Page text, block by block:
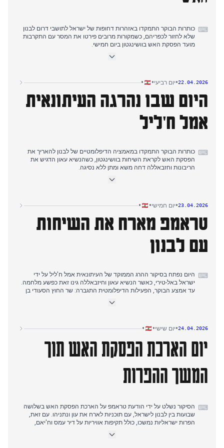
⌨ כותרות הבוקר התמקדו באזהרות דחופות של ישראל לתושבי דרום לבנון
שלא לחזור לכפריהם, כשמקורות מרובים פירטו את המסר עם התקרבות
מועד הפסקת האש בוושינגטון ביום חמישי.
הפרות חדשות של ישראל הכוללות פשיטות ופיצוצים, בעוד גורמים
דיווחי הערב התמקדו בהכרזת הנשיא טראמפ על הארכת הפסקת האש
דיפלומטיים נמשכו עם מקרון שקרא לפירוק נשק חזבאללה ולויתורים
טריטוריאליים ישראליים.
22.04.2026
•יום רביעי•
•
היום שבו נהרגה העיתונאית
אמל ח'ליל
⌨ כותרות הבוקר התמקדו במאמציה הדיפלומטיים של לבנון להאריך את
הפסקת האש לקראת השיחות בוושינגטון, כשהנשיא עאון הדגיש את
הריבונות וחזבאללה דחה משא ומתן ללא נסיגה.
מתקפות רחפנים נגד עמדות ישראליות וישראל ביצעה תקיפות אוויריות
תחת ההריסות באל-טירי, כשמקורות מרובים מתארים אותה כשהידה
23.04.2026
•יום חמישי•
•
טראמפ מארח את השיחות
עם לבנון
⌨ היום נפתח בסיקור ההרג הממוקד של העיתונאית אמל ח'ליל על ידי
ישראל באל-טירי, כאשר הנשיא עאון וחיזבאללה גינו זאת כפשע מלחמה.
עד אמצע הבוקר, הפעילות הדיפלומטית התגברה: שר החוץ הסעודי בן
הצהריים, חיזבאללה פתח בתקיפות תגמול נגד כוחות ישראליים בדרום,
הלבן, כאשר טראמפ השתתף לפי הדיווחים. השיחות התמקדו בהארכת
24.04.2026
•יום שישי•
•
יום הארכת הפסקת האש תוך
המשך ההפרות
⌨ הסיקור נשלט על ידי הודעת טראמפ על הארכת הפסקת האש בשלושה
שבועות בין לבנון לישראל, עם תוכניות לארח את עון ונתניהו. עם זאת,
הפרות ישראליות נמשכו, כולל תקיפות אוויריות על דיר עמס וח'יאם,
ככיסוי לתוקפנות, תוך איום בתגובה. הנשיא עון, בקפריסין, התעקש